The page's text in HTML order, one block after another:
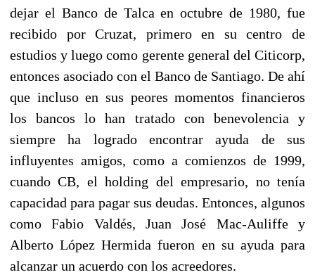
dejar el Banco de Talca en octubre de 1980, fue
recibido por Cruzat, primero en su centro de
estudios y luego como gerente general del Citicorp,
entonces asociado con el Banco de Santiago. De ahí
que incluso en sus peores momentos financieros
los bancos lo han tratado con benevolencia y
siempre ha logrado encontrar ayuda de sus
influyentes amigos, como a comienzos de 1999,
cuando CB, el holding del empresario, no tenía
capacidad para pagar sus deudas. Entonces, algunos
como Fabio Valdés, Juan José Mac-Auliffe y
Alberto López Hermida fueron en su ayuda para
alcanzar un acuerdo con los acreedores.